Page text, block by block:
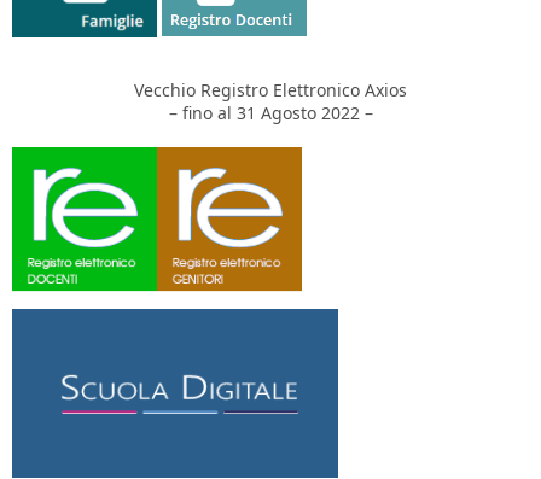
Vecchio Registro Elettronico Axios
– fino al 31 Agosto 2022 –